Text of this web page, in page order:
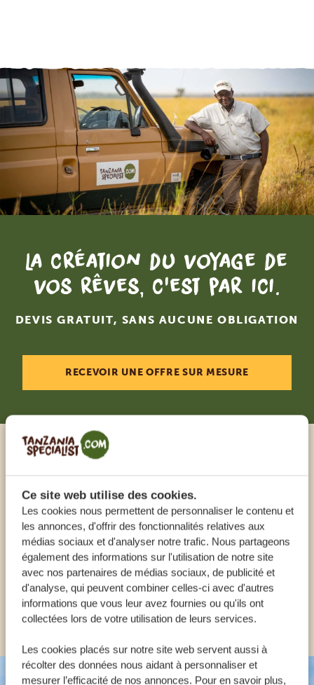
Ce site web utilise des cookies.
Les cookies nous permettent de personnaliser le contenu et
les annonces, d'offrir des fonctionnalités relatives aux
médias sociaux et d'analyser notre trafic. Nous partageons
également des informations sur l'utilisation de notre site
avec nos partenaires de médias sociaux, de publicité et
d'analyse, qui peuvent combiner celles-ci avec d'autres
informations que vous leur avez fournies ou qu'ils ont
collectées lors de votre utilisation de leurs services.
Les cookies placés sur notre site web servent aussi à
récolter des données nous aidant à personnaliser et
mesurer l’efficacité de nos annonces. Pour en savoir plus,
La création du voyage de
vos rêves, c'est par ici.
DEVIS GRATUIT, SANS AUCUNE OBLIGATION
RECEVOIR UNE OFFRE SUR MESURE
Appeler un expert
NOS SPÉCIALISTES SONT LÀ POUR VOUS
AIDER
FR:+33 257 28 0079
AUTRES PAYS